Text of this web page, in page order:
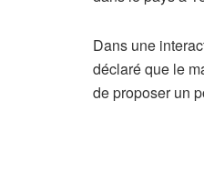
Dans une
déclaré que le
de proposer un